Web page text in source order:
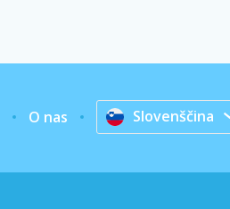
O nas Slovenščina